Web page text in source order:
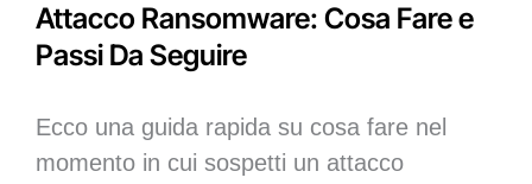
Attacco Ransomware: Cosa Fare e
Passi Da Seguire
Ecco una guida rapida su cosa fare nel
momento in cui sospetti un attacco